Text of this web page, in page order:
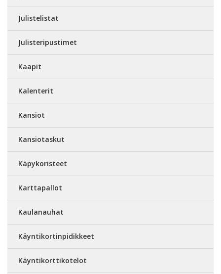
Julistelistat
Julisteripustimet
Kaapit
Kalenterit
Kansiot
Kansiotaskut
Käpykoristeet
Karttapallot
Kaulanauhat
Käyntikortinpidikkeet
Käyntikorttikotelot